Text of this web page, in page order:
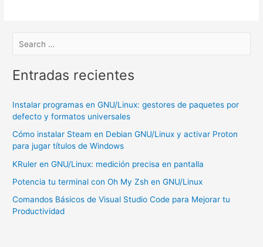
+
Studio
Windows
Entradas recientes
Instalar programas en GNU/Linux: gestores de paquetes por
defecto y formatos universales
Cómo instalar Steam en Debian GNU/Linux y activar Proton
para jugar títulos de Windows
KRuler en GNU/Linux: medición precisa en pantalla
Potencia tu terminal con Oh My Zsh en GNU/Linux
Comandos Básicos de Visual Studio Code para Mejorar tu
Productividad